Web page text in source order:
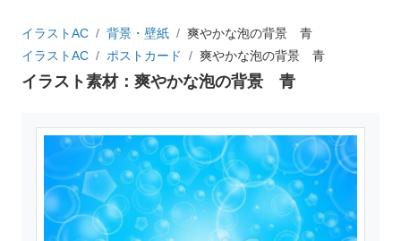
イラストAC 背景・壁紙
爽やかな泡の背景 青
イラストAC
ポストカード 爽やかな泡の背景 青
イラスト素材：爽やかな泡の背景 青